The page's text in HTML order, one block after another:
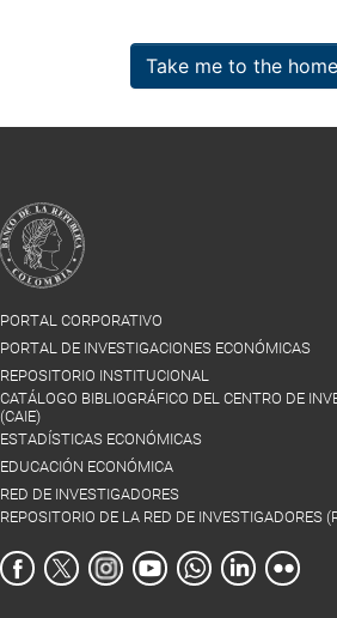
Take me to the
PORTAL CORPORATIVO
PORTAL DE INVESTIGACIONES ECONÓMICAS
REPOSITORIO INSTITUCIONAL
CATÁLOGO BIBLIOGRÁFICO DEL CENTRO DE
(CAIE)
ESTADÍSTICAS ECONÓMICAS
EDUCACIÓN ECONÓMICA
RED DE INVESTIGADORES
REPOSITORIO DE LA RED DE INVESTIGADORES